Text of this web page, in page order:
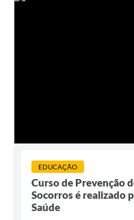
EDUCAÇÃO
Curso de Prevenção
Socorros é realizado
Saúde